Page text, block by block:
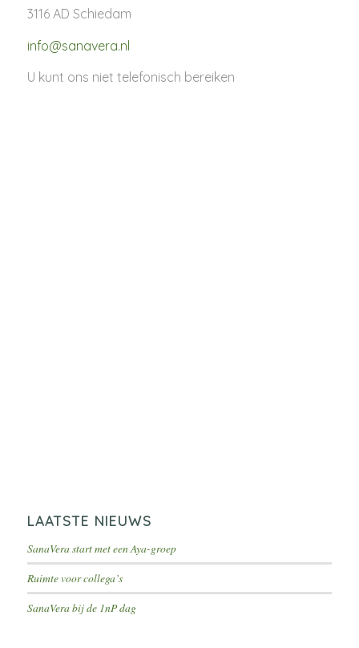
3116 AD Schiedam
info@sanavera.nl
U kunt ons niet telefonisch bereiken
LAATSTE NIEUWS
SanaVera start met een Aya-groep
Ruimte voor collega’s
SanaVera bij de 1nP dag